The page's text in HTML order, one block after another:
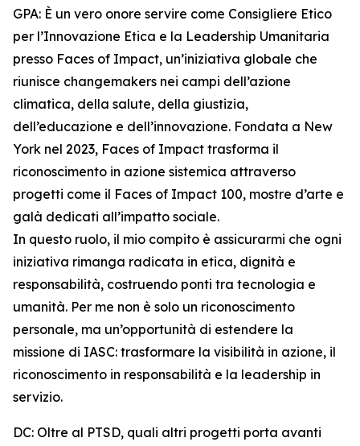
GPA: È un vero onore servire come Consigliere Etico
per l’Innovazione Etica e la Leadership Umanitaria
presso Faces of Impact, un’iniziativa globale che
riunisce changemakers nei campi dell’azione
climatica, della salute, della giustizia,
dell’educazione e dell’innovazione. Fondata a New
York nel 2023, Faces of Impact trasforma il
riconoscimento in azione sistemica attraverso
progetti come il Faces of Impact 100, mostre d’arte e
galà dedicati all’impatto sociale.
In questo ruolo, il mio compito è assicurarmi che ogni
iniziativa rimanga radicata in etica, dignità e
responsabilità, costruendo ponti tra tecnologia e
umanità. Per me non è solo un riconoscimento
personale, ma un’opportunità di estendere la
missione di IASC: trasformare la visibilità in azione, il
riconoscimento in responsabilità e la leadership in
servizio.
DC: Oltre al PTSD, quali altri progetti porta avanti